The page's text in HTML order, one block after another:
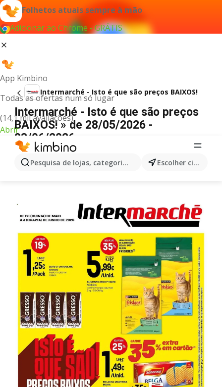
Folhetos atuais sempre à mão
Adicionar ao Chrome - GRÁTIS
App Kimbino
Todas as ofertas num só lugar
(14,1 mil avaliações)
Abrir
Pesquisa de lojas, categorias,produtos... Escolher cidade
Intermarché - Isto é que são preços BAIXOS!
Intermarché - Isto é que são preços
BAIXOS! » de 28/05/2026 -
03/06/2026